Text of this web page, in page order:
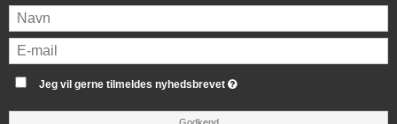
Jeg vil gerne tilmeldes nyhedsbrevet